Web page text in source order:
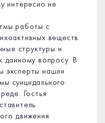
интересно не
работы с
веществ
структуры и
данному вопросу. В
эксперты нашли
суицидального
Гостья
движения